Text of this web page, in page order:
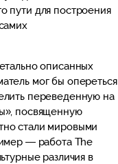
пути для построения
описанных
мог бы опереться
переведенную на
посвященную
стали мировыми
— работа The
различия в